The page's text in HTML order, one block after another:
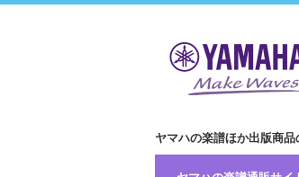
ヤマハの楽譜ほか出版商品